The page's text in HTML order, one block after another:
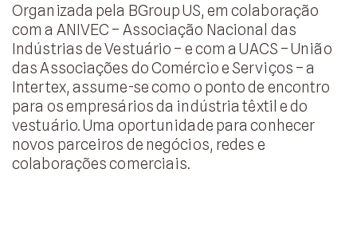
Organizada pela BGroup US, em colaboração
com a ANIVEC – Associação Nacional das
Indústrias de Vestuário – e com a UACS – União
das Associações do Comércio e Serviços – a
Intertex, assume-se como o ponto de encontro
para os empresários da indústria têxtil e do
vestuário. Uma oportunidade para conhecer
novos parceiros de negócios, redes e
colaborações comerciais.